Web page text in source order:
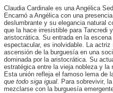
Claudia Cardinale es una Angélica
Encarnó a Angélica con una
deslumbrante y su elegancia natural
que la hace irresistible para Tancredi
aristocrática. Su entrada en la
espectacular, es inolvidable. La
ascensión de la burguesía en una
dominada por la aristocrática. Su
estratégica entre la vieja nobleza y la
Esta unión refleja el famoso lema de
que todo siga igual . Para sobrevivir,
mezclarse con la burguesía